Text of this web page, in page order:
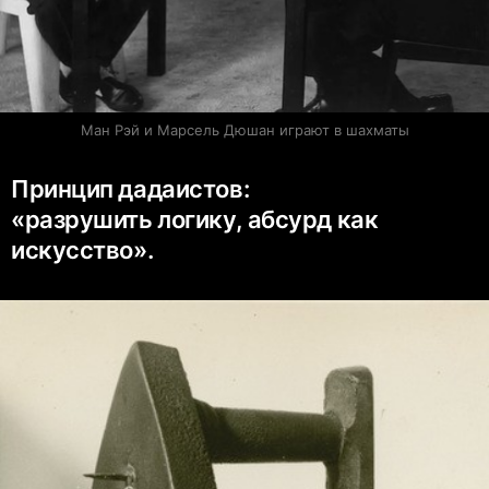
Ман Рэй и Марсель Дюшан играют в шахматы
Принцип дадаистов:
«разрушить логику, абсурд как
искусство».